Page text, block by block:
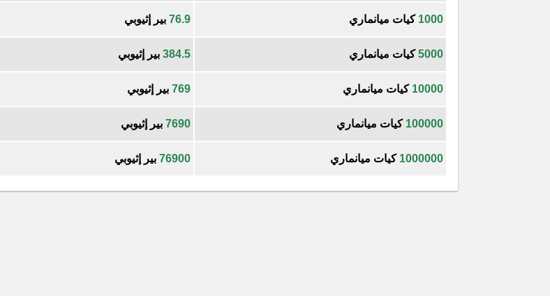
1000 كيات ميانماري 76.9 بير إثيوبي
5000كيات ميانماري 384.5 بير إثيوبي
10000 كيات ميانماري 769 بير إثيوبي
100000 كيات ميانماري 7690 بير إثيوبي
1000000 كيات ميانماري 76900 بير إثيوبي